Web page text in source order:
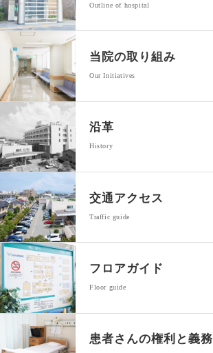
Outline of hospital
当院の取り組み
Our Initiatives
沿革
History
交通アクセス
Traffic guide
フロアガイド
Floor guide
患者さんの権利と義務